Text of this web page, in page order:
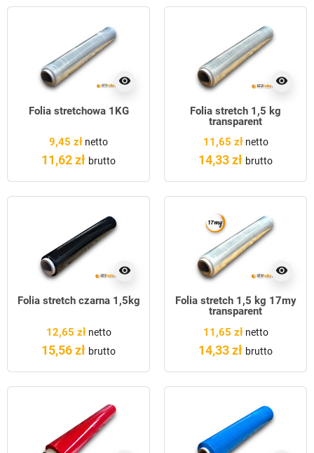
visibility
Folia stretchowa 1KG
9,45 zł netto
11,62 zł brutto
visibility
Folia stretch 1,5 kg
transparent
11,65 złnetto
14,33 zł brutto
visibility
Folia stretch czarna 1,5kg
12,65 złnetto
15,56 zł brutto
visibility
Folia stretch 1,5 kg 17my
transparent
11,65 złnetto
14,33 zł brutto